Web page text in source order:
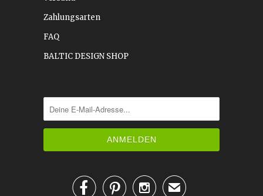
Zahlungsarten
FAQ
BALTIC DESIGN SHOP